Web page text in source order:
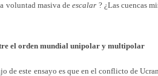
voluntad masiva deescalar ? ¿Las cuencas
el orden mundial unipolar y multipolar
de este ensayo es que en el conflicto de